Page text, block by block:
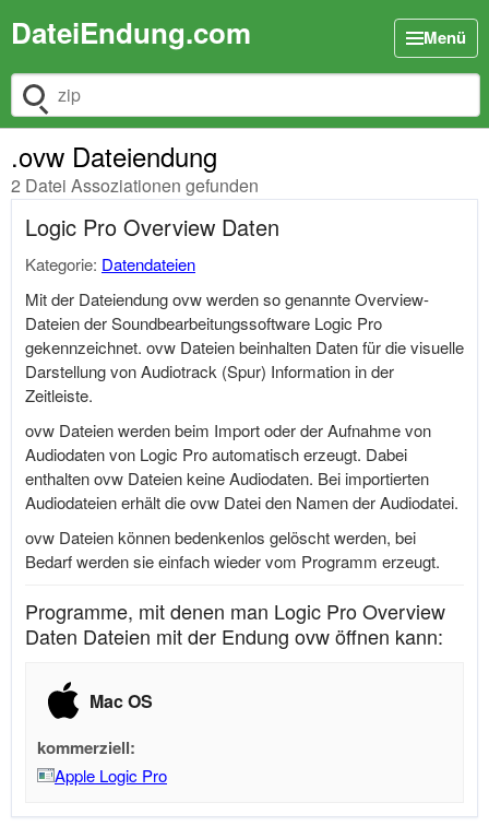
DateiEndung.com Menü
Dateiendung suchen
.ovw Dateiendung
2 Datei Assoziationen gefunden
Logic Pro Overview Daten
Kategorie: Datendateien
Mit der Dateiendung ovw werden so genannte Overview-
Dateien der Soundbearbeitungssoftware Logic Pro
gekennzeichnet. ovw Dateien beinhalten Daten für die visuelle
Darstellung von Audiotrack (Spur) Information in der
Zeitleiste.
ovw Dateien werden beim Import oder der Aufnahme von
Audiodaten von Logic Pro automatisch erzeugt. Dabei
enthalten ovw Dateien keine Audiodaten. Bei importierten
Audiodateien erhält die ovw Datei den Namen der Audiodatei.
ovw Dateien können bedenkenlos gelöscht werden, bei
Bedarf werden sie einfach wieder vom Programm erzeugt.
Programme, mit denen man Logic Pro Overview
Daten Dateien mit der Endung ovw öffnen kann:
Mac OS
kommerziell:
Apple Logic Pro